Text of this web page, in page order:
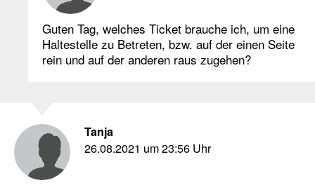
Guten Tag, welches Ticket brauche ich, um eine
Haltestelle zu Betreten, bzw. auf der einen Seite
rein und auf der anderen raus zugehen?
Tanja
26.08.2021 um 23:56 Uhr